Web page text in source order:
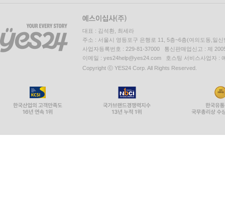
대표 : 김석환, 최세라
주소 : 서울시 영등포구 은행로 11, 5층~6층(여의도동,일신
사업자등록번호 : 229-81-37000 통신판매업신고 : 제
이메일 : yes24help@yes24.com 호스팅 서비스사업자 :
Copyright ⓒ YES24 Corp. All Rights Reserved.